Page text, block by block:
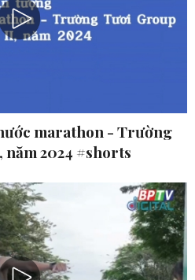
marathon - Trường
2024 #shorts